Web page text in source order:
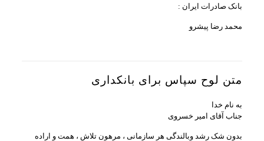
بانک صادرات ایران :
محمد رضا پیشرو
متن لوح سپاس برای بانکداری
به نام خدا
جناب آقای امیر خسروی
بدون شک رشد وبالندگی هر سازمانی ، مرهون تلاش ، همت و اراده